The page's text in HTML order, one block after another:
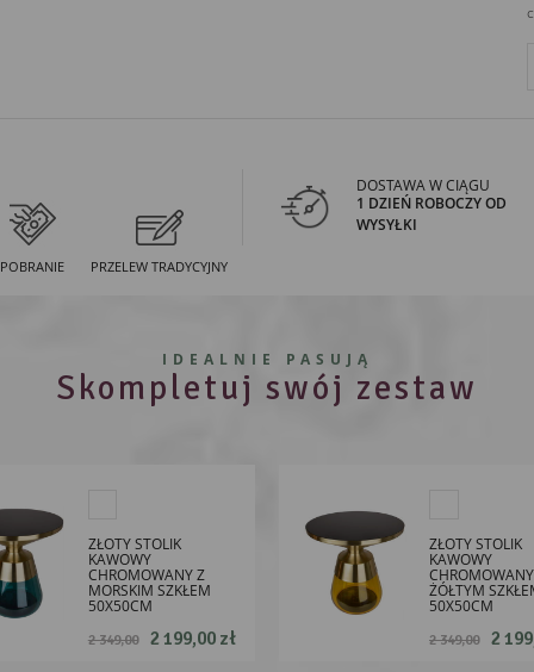
POBRANIE PRZELEW TRADYCYJNY
DOSTAWA W CIĄGU
1 DZIEŃ ROBOCZY OD
WYSYŁKI
IDEALNIE PASUJĄ
Skompletuj swój zestaw
ZŁOTY STOLIK
KAWOWY
CHROMOWANY Z
MORSKIM SZKŁEM
50X50CM
2 349,00 2 199,00 zł
ZŁOTY STOLIK
KAWOWY
ŻÓŁTYM
50X50CM
2 349,00 2